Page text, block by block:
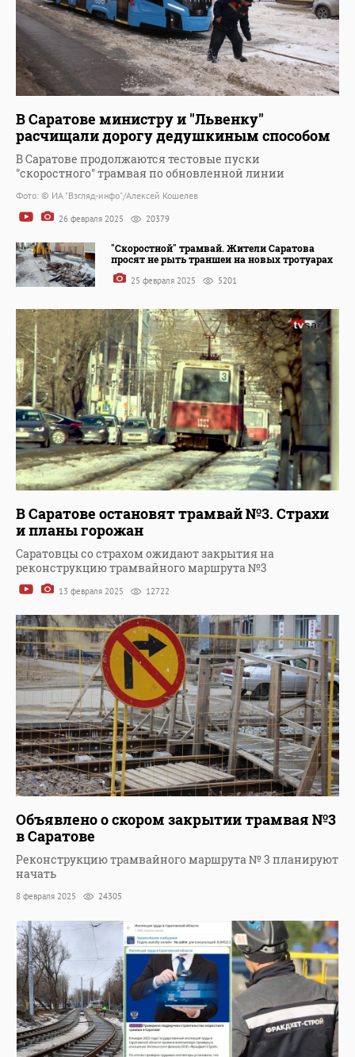
В Саратове министру и "Львенку"
расчищали дорогу дедушкиным способом
В Саратове продолжаются тестовые пуски
"скоростного" трамвая по обновленной линии
Фото: © ИА "Взгляд-инфо"/Алексей Кошелев
26 февраля 2025 20379
"Скоростной" трамвай. Жители Саратова
просят не рыть траншеи на новых тротуарах
25 февраля 2025 5201
В Саратове остановят трамвай №3. Страхи
и планы горожан
Саратовцы со страхом ожидают закрытия на
реконструкцию трамвайного маршрута №3
13 февраля 2025 12722
Объявлено о скором закрытии трамвая №3
в Саратове
Реконструкцию трамвайного маршрута № 3 планируют
начать
8 февраля 2025 24305